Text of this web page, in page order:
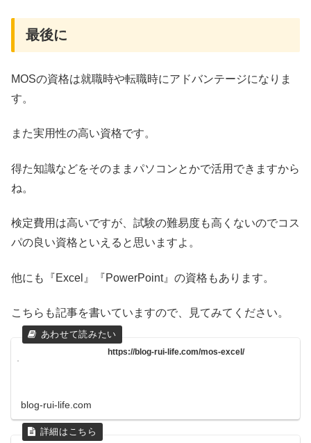
最後に
MOSの資格は就職時や転職時にアドバンテージになりま
す。
また実用性の高い資格です。
得た知識などをそのままパソコンとかで活用できますから
ね。
検定費用は高いですが、試験の難易度も高くないのでコス
パの良い資格といえると思いますよ。
他にも『Excel』『PowerPoint』の資格もあります。
こちらも記事を書いていますので、見てみてください。
https://blog-rui-life.com/mos-excel/
blog-rui-life.com